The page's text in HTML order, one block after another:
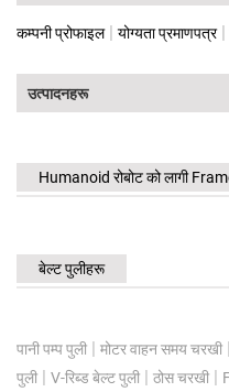
कम्पनी प्रोफाइल| योग्यता प्रमाणपत्र|
उत्पादनहरू
Humanoid रोबोट को लागी
बेल्ट पुलीहरू
पानी पम्प पुली | मोटर वाहन समय चरखी |
पुली | V-रिब्ड बेल्ट पुली | ठोस चरखी |